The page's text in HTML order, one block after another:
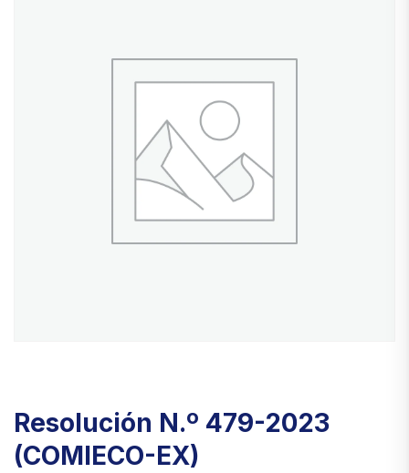
Resolución N.º 479-2023
(COMIECO-EX)